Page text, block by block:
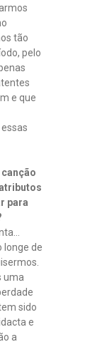
tão
pelo
e que
para
longe de
uma
sido
e
a